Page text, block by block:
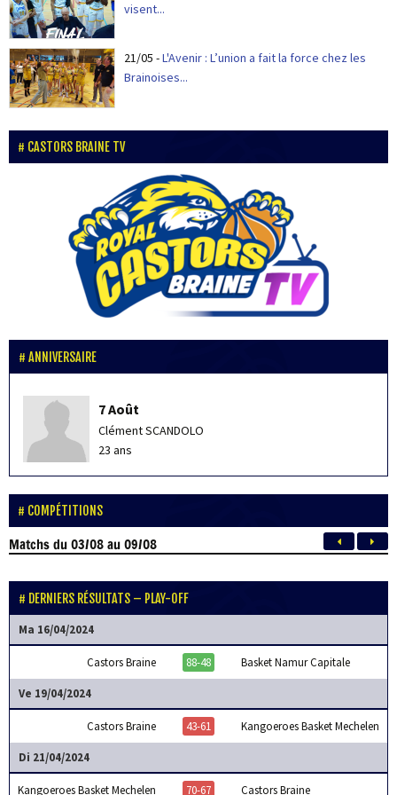
visent...
21/05 -L'Avenir : L’union a fait la force chez les
Brainoises...
CASTORS BRAINE TV
ANNIVERSAIRE
7 Août
Clément SCANDOLO
23 ans
COMPÉTITIONS
Matchsdu 03/08 au 09/08
DERNIERS RÉSULTATS – PLAY-OFF
Ma 16/04/2024
Castors Braine 88-48 Basket Namur Capitale
Ve 19/04/2024
Castors Braine 43-61 Kangoeroes Basket Mechelen
Di 21/04/2024
Kangoeroes Basket Mechelen 70-67 Castors Braine